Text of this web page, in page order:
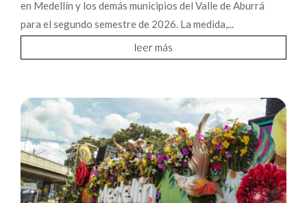
en Medellín y los demás municipios del Valle de Aburrá
para el segundo semestre de 2026. La medida,...
leer más